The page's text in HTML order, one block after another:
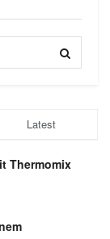
Latest
Thermomix